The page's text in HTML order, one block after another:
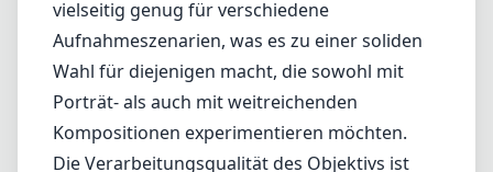
Hartblei Superrotator 80mm
F2.8 IF TS
Nikon F (DX/FX)